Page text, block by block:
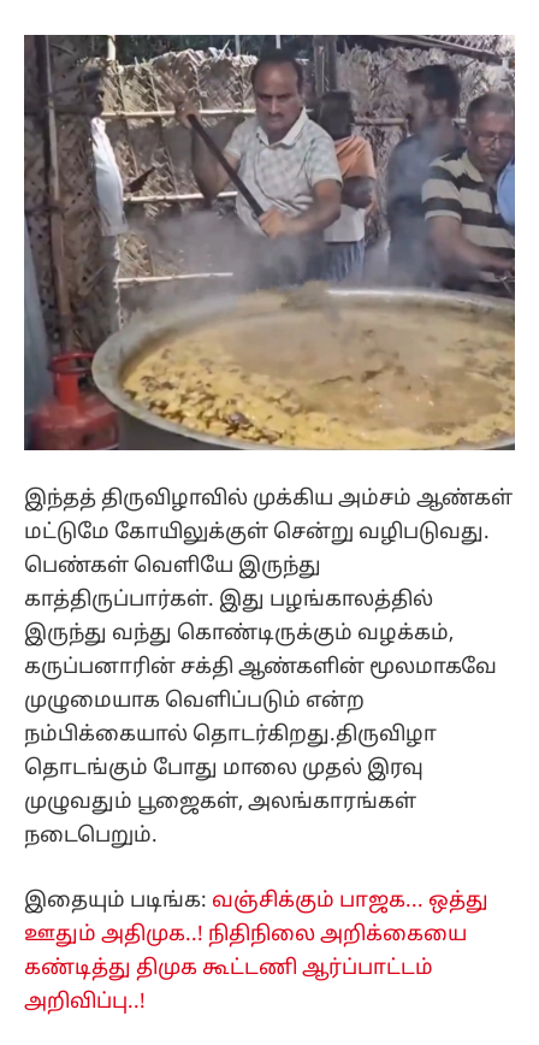
இந்தத் திருவிழாவில் முக்கிய அம்சம் ஆண்கள்
மட்டுமே கோயிலுக்குள் சென்று வழிபடுவது.
பெண்கள் வெளியே இருந்து
காத்திருப்பார்கள். இது பழங்காலத்தில்
இருந்து வந்து கொண்டிருக்கும் வழக்கம்,
கருப்பனாரின் சக்தி ஆண்களின் மூலமாகவே
முழுமையாக வெளிப்படும் என்ற
நம்பிக்கையால் தொடர்கிறது.திருவிழா
தொடங்கும் போது மாலை முதல் இரவு
முழுவதும் பூஜைகள், அலங்காரங்கள்
நடைபெறும்.
இதையும் படிங்க: வஞ்சிக்கும் பாஜக... ஒத்து
ஊதும் அதிமுக..! நிதிநிலை அறிக்கையை
கண்டித்து திமுக கூட்டணி ஆர்ப்பாட்டம்
அறிவிப்பு..!